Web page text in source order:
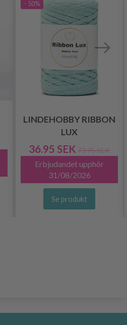
- 50%
LINDEHOBBY RIBBON
LUX
36.95 SEK 73.95 SEK
Erbjudandet upphör
31/08/2026
Se produkt